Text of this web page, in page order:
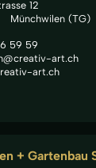
12
Münchwilen (TG)
59 59
art.ch
art.ch
+ Gartenbau